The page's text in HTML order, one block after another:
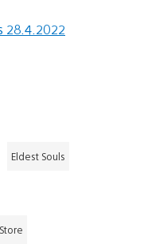
28.4.2022
Eldest Souls